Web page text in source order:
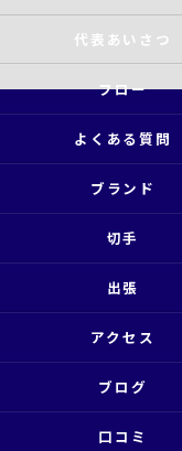
代表あいさつ
フロー
よくある質問
ブランド
切手
出張
アクセス
ブログ
口コミ